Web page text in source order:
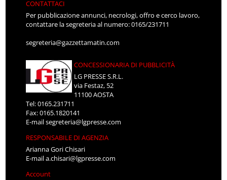
CONTATTACI
Per pubblicazione annunci, necrologi, offro e cerco lavoro,
contattare la segreteria al numero: 0165/231711
segreteria@gazzettamatin.com
CONCESSIONARIA DI PUBBLICITÀ
LG PRESSE S.R.L.
via Festaz, 52
11100 AOSTA
Tel: 0165.231711
Fax: 0165.1820141
E-mailsegreteria@lgpresse.com
RESPONSABILE DI AGENZIA
Arianna Gori Chisari
E-maila.chisari@lgpresse.com
Account